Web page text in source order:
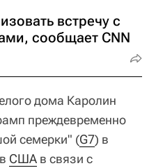
встречу с
сообщает CNN
дома Каролин
преждевременно
семерки" (G7) в
США в связи с